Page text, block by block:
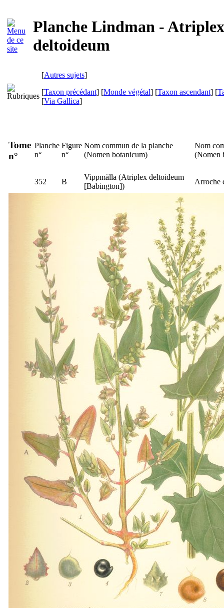
Planche Lindman - Atriplex
deltoideum
[Autres sujets]
[Taxon précédant] [Monde végétal] [Taxon ascendant] [
[Via Gallica]
Tome
n°
Planche
n°
Figure
n°
Nom commun de la planche
(Nomen botanicum)
Nom
(Nomen
352 B
Vippmålla (Atriplex deltoideum
[Babington])
Arroche